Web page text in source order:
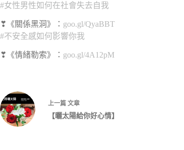
#女性男性如何在社會失去自我
❣ 《關係黑洞》： goo.gl/QyaBBT
#不安全感如何影響你我
❣ 《情緒勒索》： goo.gl/4A12pM
上一篇 文章
【曬太陽給你好心情】